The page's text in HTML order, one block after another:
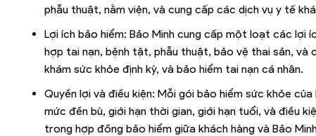
phẫu thuật, nằm viện, và cung cấp các dịch vụ y tế
Lợi ích bảo hiểm: Bảo Minh cung cấp một loạt các
hợp tai nạn, bệnh tật, phẫu thuật, bảo vệ thai sản,
khám sức khỏe định kỳ, và bảo hiểm tai nạn cá nhân.
Quyền lợi và điều kiện: Mỗi gói bảo hiểm sức khỏe
mức đền bù, giới hạn thời gian, giới hạn tuổi, và điều
trong hợp đồng bảo hiểm giữa khách hàng và Bảo